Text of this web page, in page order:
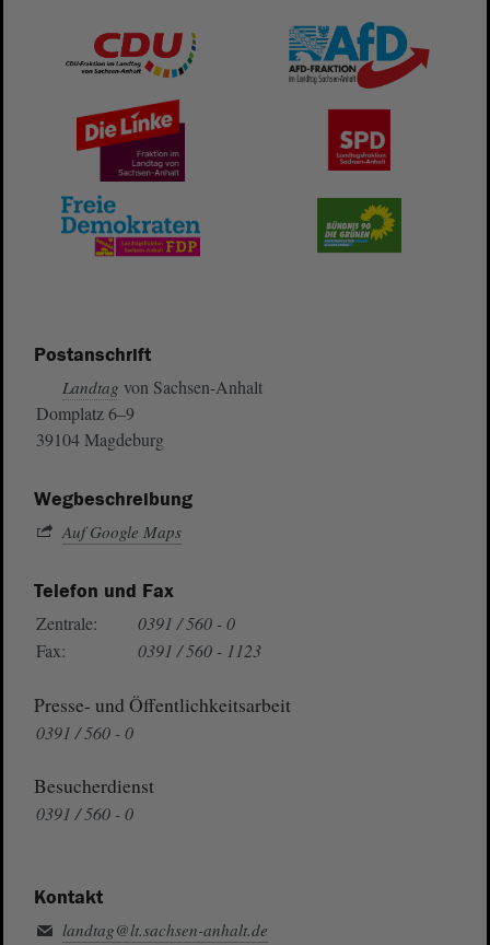
Postanschrift
Landtag von Sachsen-Anhalt
Domplatz 6–9
39104 Magdeburg
Wegbeschreibung
Auf Google Maps
Telefon und Fax
Zentrale:
0391 / 560 - 0
Fax:
0391 / 560 - 1123
Presse- und Öffentlichkeitsarbeit
0391 / 560 - 0
Besucherdienst
0391 / 560 - 0
Kontakt
landtag@lt.sachsen-anhalt.de